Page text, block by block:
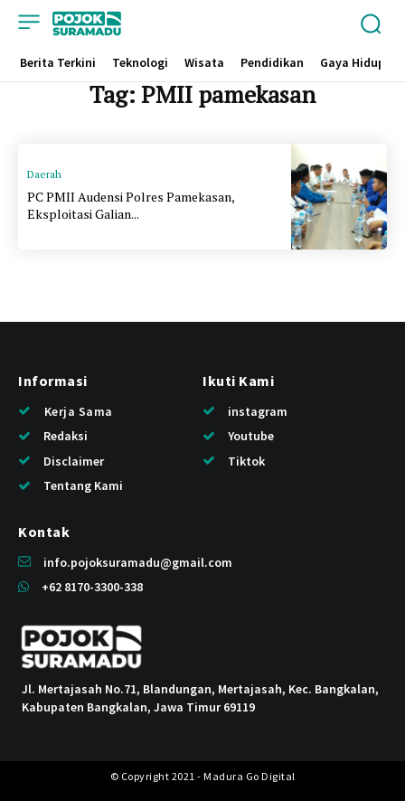
Berita Terkini Teknologi Wisata Pendidikan Gaya Hidup
Tag: PMII pamekasan
Daerah
PC PMII Audensi Polres Pamekasan,
Eksploitasi Galian...
Informasi
Kerja Sama
Redaksi
Disclaimer
Tentang Kami
Ikuti Kami
instagram
Youtube
Tiktok
Kontak
info.pojoksuramadu@gmail.com
+62 8170-3300-338
Jl. Mertajasah No.71, Blandungan, Mertajasah, Kec. Bangkalan,
Kabupaten Bangkalan, Jawa Timur 69119
© Copyright 2021 - Madura Go Digital